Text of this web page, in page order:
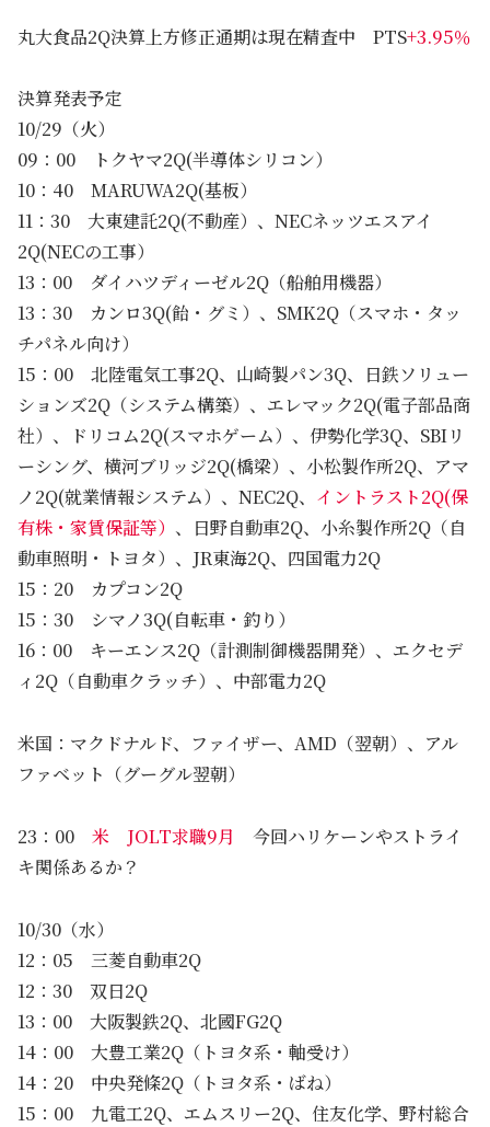
丸大食品2Q決算上方修正通期は現在精査中 PTS+3.95％
決算発表予定
10/29（火）
09：00 トクヤマ2Q(半導体シリコン）
10：40 MARUWA2Q(基板）
11：30 大東建託2Q(不動産）、NECネッツエスアイ
2Q(NECの工事）
13：00 ダイハツディーゼル2Q（船舶用機器）
13：30 カンロ3Q(飴・グミ）、SMK2Q（スマホ・タッ
チパネル向け）
15：00 北陸電気工事2Q、山崎製パン3Q、日鉄ソリュー
ションズ2Q（システム構築）、エレマック2Q(電子部品商
社）、ドリコム2Q(スマホゲーム）、伊勢化学3Q、SBIリ
ーシング、横河ブリッジ2Q(橋梁）、小松製作所2Q、アマ
ノ2Q(就業情報システム）、NEC2Q、 イントラスト2Q(保
有株・家賃保証等） 、日野自動車2Q、小糸製作所2Q（自
動車照明・トヨタ）、JR東海2Q、四国電力2Q
15：20 カプコン2Q
15：30 シマノ3Q(自転車・釣り）
16：00 キーエンス2Q（計測制御機器開発）、エクセデ
ィ2Q（自動車クラッチ）、中部電力2Q
米国：マクドナルド、ファイザー、AMD（翌朝）、アル
ファベット（グーグル翌朝）
23：00 米 JOLT求職9月
今回ハリケーンやストライ
キ関係あるか？
10/30（水）
12：05 三菱自動車2Q
12：30 双日2Q
13：00 大阪製鉄2Q、北國FG2Q
14：00 大豊工業2Q（トヨタ系・軸受け）
14：20 中央発條2Q（トヨタ系・ばね）
15：00 九電工2Q、エムスリー2Q、住友化学、野村総合